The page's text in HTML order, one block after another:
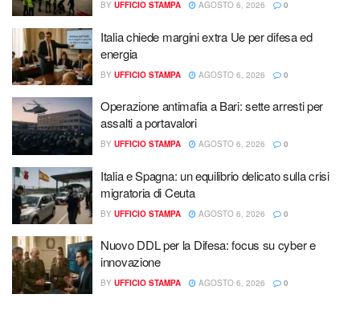
BY UFFICIO STAMPA AGOSTO 6, 2026 0
Italia chiede margini extra Ue per difesa ed
energia
BY UFFICIO STAMPA AGOSTO 6, 2026 0
Operazione antimafia a Bari: sette arresti per
assalti a portavalori
BY UFFICIO STAMPA AGOSTO 6, 2026 0
Italia e Spagna: un equilibrio delicato sulla crisi
migratoria di Ceuta
BY UFFICIO STAMPA AGOSTO 6, 2026 0
Nuovo DDL per la Difesa: focus su cyber e
innovazione
BY UFFICIO STAMPA AGOSTO 6, 2026 0